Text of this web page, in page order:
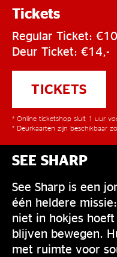
Tickets
Regular Ticket:
Deur Ticket: €14,-
TICKETS
* Online ticketshop sluit 1 uur
* Deurkaarten zijn beschikbaar
SEE SHARP
See Sharp is een
één heldere
niet in hokjes
blijven bewegen.
met ruimte voor